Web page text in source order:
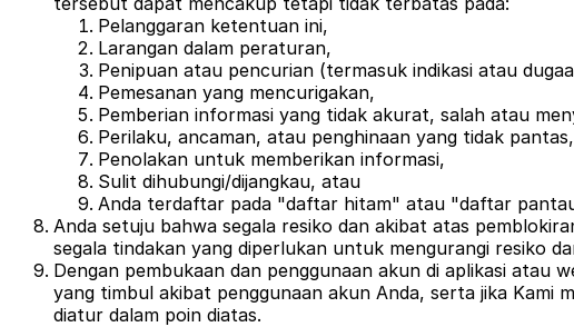
Pelanggaran ketentuan ini,
Larangan dalam peraturan,
Penipuan atau pencurian (termasuk indikasi atau
Pemesanan yang mencurigakan,
Pemberian informasi yang tidak akurat, salah atau
Perilaku, ancaman, atau penghinaan yang tidak pantas,
Penolakan untuk memberikan informasi,
Sulit dihubungi/dijangkau, atau
Anda terdaftar pada "daftar hitam" atau "daftar
Anda setuju bahwa segala resiko dan akibat atas
segala tindakan yang diperlukan untuk mengurangi resiko
Dengan pembukaan dan penggunaan akun di aplikasi atau
yang timbul akibat penggunaan akun Anda, serta jika Kami
diatur dalam poin diatas.